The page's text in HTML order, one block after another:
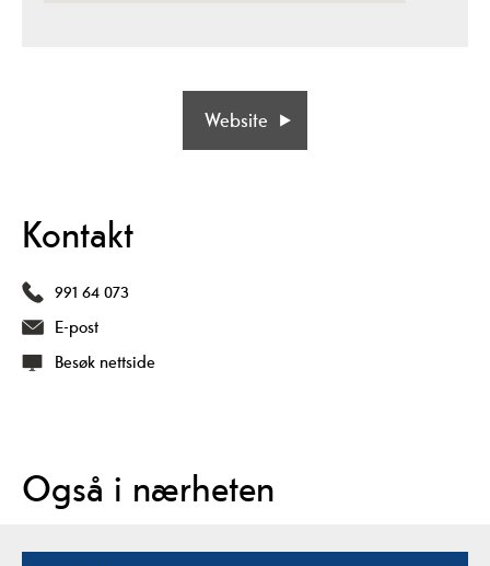
Website
Kontakt
991 64 073
E-post
Besøk nettside
Også i nærheten